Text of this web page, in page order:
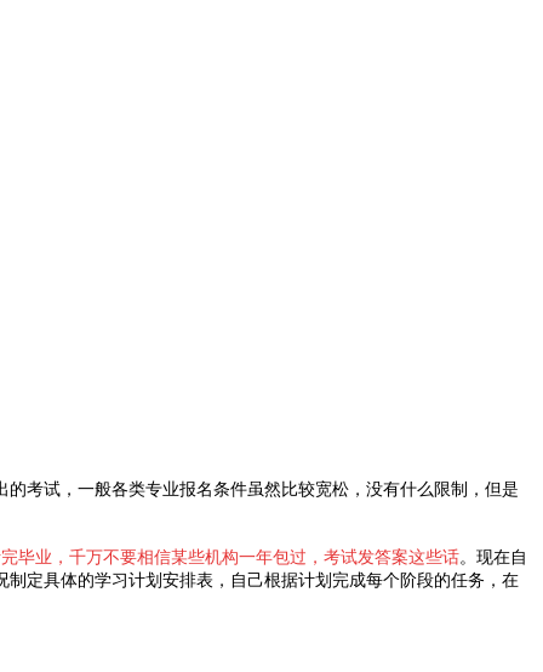
的考试，一般各类专业报名条件虽然比较宽松，没有什么限制，但是
毕业，千万不要相信某些机构一年包过，考试发答案这些话。现在自
定具体的学习计划安排表，自己根据计划完成每个阶段的任务，在